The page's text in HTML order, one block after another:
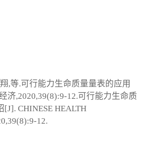
,等.可行能力生命质量量表的应用
济,2020,39(8):9-12.可行能力生命质
CHINESE HEALTH
12.